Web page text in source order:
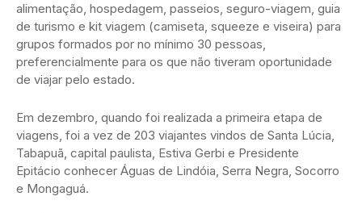
alimentação, hospedagem, passeios, seguro-viagem, guia
de turismo e kit viagem (camiseta, squeeze e viseira) para
grupos formados por no mínimo 30 pessoas,
preferencialmente para os que não tiveram oportunidade
de viajar pelo estado.
Em dezembro, quando foi realizada a primeira etapa de
viagens, foi a vez de 203 viajantes vindos de Santa Lúcia,
Tabapuã, capital paulista, Estiva Gerbi e Presidente
Epitácio conhecer Águas de Lindóia, Serra Negra, Socorro
e Mongaguá.